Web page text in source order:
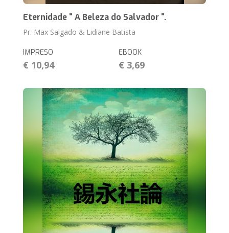
Eternidade " A Beleza do Salvador ".
Pr. Max Salgado & Lidiane Batista
IMPRESO
€ 10,94
EBOOK
€ 3,69